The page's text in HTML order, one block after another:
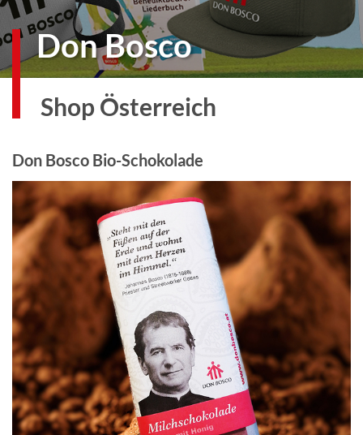
Don Bosco
Shop Österreich
Don Bosco Bio-Schokolade